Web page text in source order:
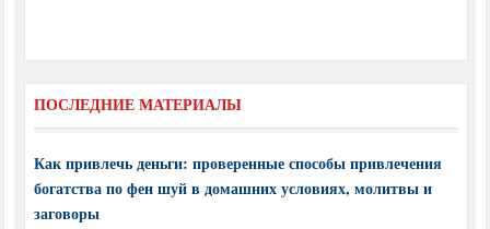
ПОСЛЕДНИЕ МАТЕРИАЛЫ
Как привлечь деньги: проверенные способы привлечения
богатства по фен шуй в домашних условиях, молитвы и
заговоры